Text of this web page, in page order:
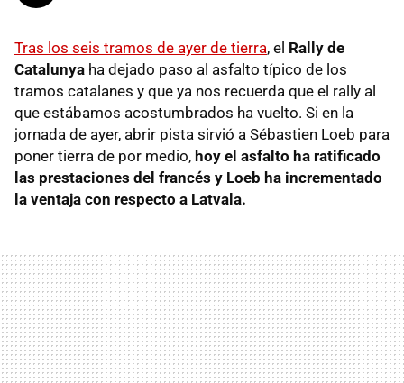
Tras los seis tramos de ayer de tierra, el Rally de
Catalunya ha dejado paso al asfalto típico de los
tramos catalanes y que ya nos recuerda que el rally al
que estábamos acostumbrados ha vuelto. Si en la
jornada de ayer, abrir pista sirvió a Sébastien Loeb para
poner tierra de por medio, hoy el asfalto ha ratificado
las prestaciones del francés y Loeb ha incrementado
la ventaja con respecto a Latvala.